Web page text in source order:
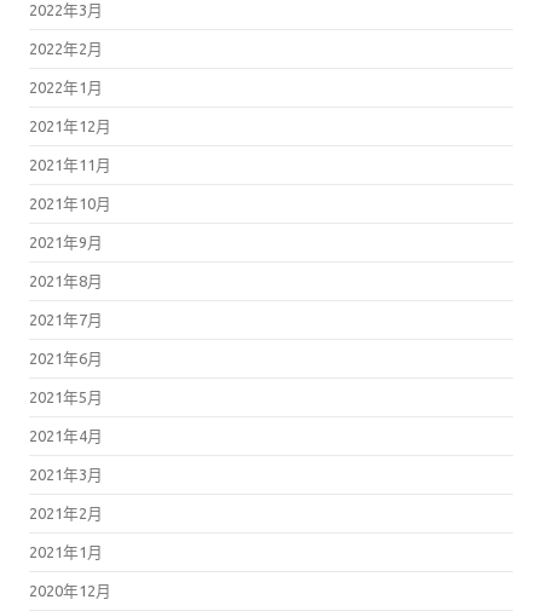
2022年3月
2022年2月
2022年1月
2021年12月
2021年11月
2021年10月
2021年9月
2021年8月
2021年7月
2021年6月
2021年5月
2021年4月
2021年3月
2021年2月
2021年1月
2020年12月